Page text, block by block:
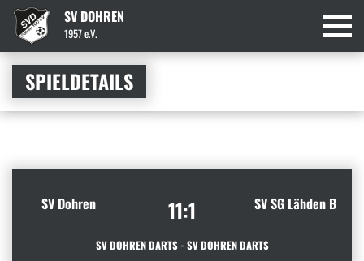
SV DOHREN
1957 e.V.
SPIELDETAILS
SV Dohren 11:1 SV SG Lähden B
SV DOHREN DARTS - SV DOHREN DARTS